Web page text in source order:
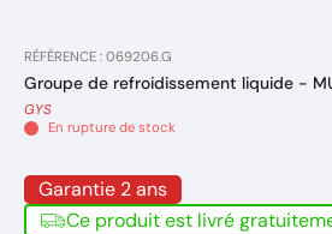
RÉFÉRENCE : 069206.G
Groupe de refroidissement liquide -
GYS
En rupture de stock
Garantie 2 ans
Ce produit est livré